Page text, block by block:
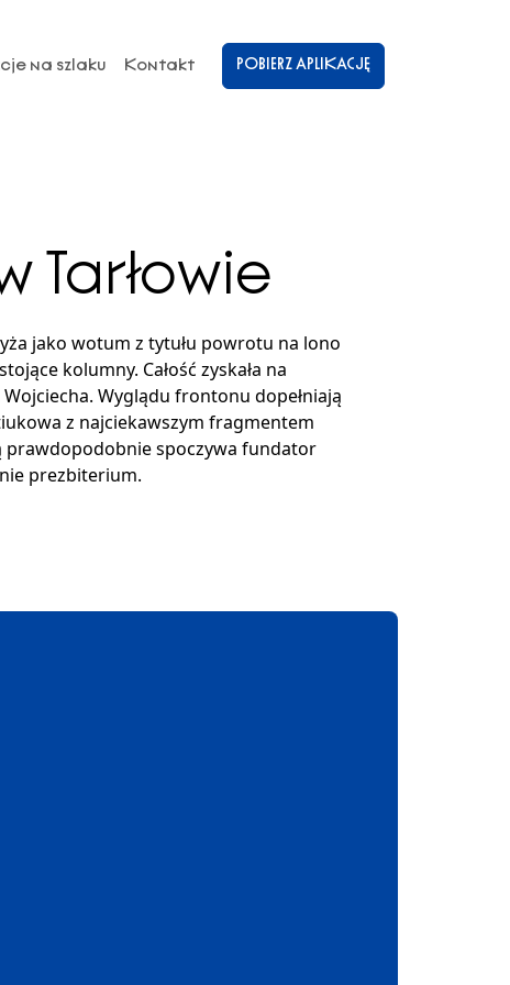
na szlaku Kontakt POBIERZ APLIKACJĘ
Tarłowie
jako wotum z tytułu powrotu na lono
kolumny. Całość zyskała na
Wyglądu frontonu dopełniają
z najciekawszym fragmentem
prawdopodobnie spoczywa fundator
prezbiterium.